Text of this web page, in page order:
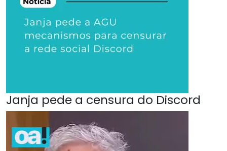
Janja pede a censura do Discord